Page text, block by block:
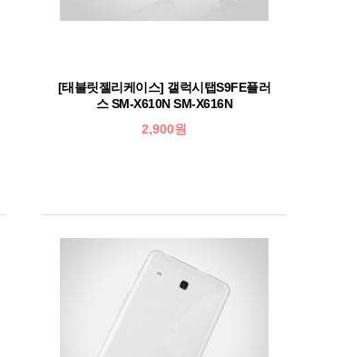
[태블릿젤리케이스] 갤럭시탭S9FE플러
스 SM-X610N SM-X616N
2,900원